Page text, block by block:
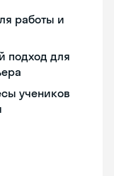
работы и
подход для
учеников